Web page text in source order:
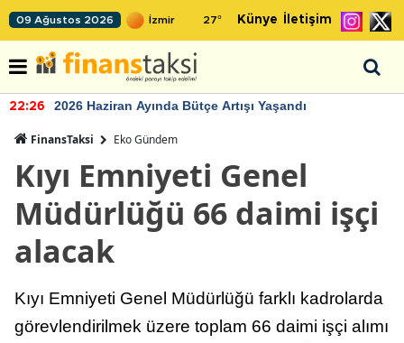
09 Ağustos 2026 27° Künye İletişim
22:26 2026 Haziran Ayında Bütçe Artışı Yaşandı
FinansTaksi Eko Gündem
Kıyı Emniyeti Genel
Müdürlüğü 66 daimi işçi
alacak
Kıyı Emniyeti Genel Müdürlüğü farklı kadrolarda
görevlendirilmek üzere toplam 66 daimi işçi alımı